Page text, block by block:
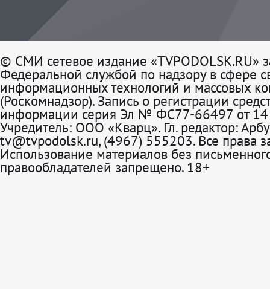
© СМИ сетевое издание «TVPODOLSK.RU»
Федеральной службой по надзору в сфере
информационных технологий и массовых
(Роскомнадзор). Запись о регистрации
информации серия Эл № ФС77-66497 от 14
Учредитель: ООО «Кварц». Гл. редактор:
tv@tvpodolsk.ru, (4967) 555203. Все права
Использование материалов без
правообладателей запрещено. 18+